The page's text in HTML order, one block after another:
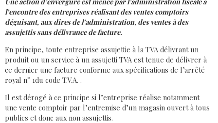
l’encontre des entreprises réalisant des ventes comptoirs
déguisant, aux dires de l’administration, des ventes à des
assujettis sans délivrance de facture.
En principe, toute entreprise assujettie à la TVA délivrant un
produit ou un service à un assujetti TVA est tenue de délivrer à
ce dernier une facture conforme aux spécifications de l’arrêté
royal n° 1du code T.V.A. .
Il est dérogé à ce principe si l’entreprise réalise notamment
une vente comptoir par l’entremise d’un magasin ouvert à tous
publics et donc aux non assujettis.